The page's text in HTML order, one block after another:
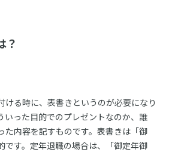
？
ける時に、表書きというのが必要になり
いった目的でのプレゼントなのか、誰
た内容を記すものです。表書きは「御
です。定年退職の場合は、「御定年御